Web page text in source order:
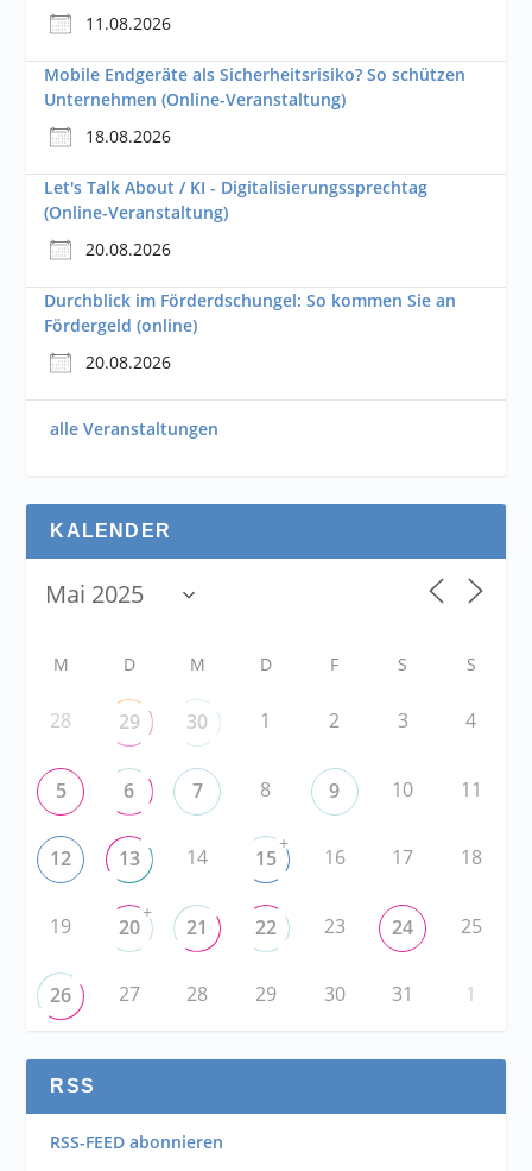
11.08.2026
Mobile Endgeräte als Sicherheitsrisiko? So schützen
Unternehmen (Online-Veranstaltung)
18.08.2026
Let's Talk About / KI - Digitalisierungssprechtag
(Online-Veranstaltung)
20.08.2026
Durchblick im Förderdschungel: So kommen Sie an
Fördergeld (online)
20.08.2026
alle Veranstaltungen
KALENDER
M D M D F S S
28 29 30 1 2 3 4
5 6 7 8 9 10 11
12 13 14 15
+
16 17 18
19 20
+
21 22 23 24 25
26 27 28 29 30 31 1
RSS
RSS-FEED abonnieren